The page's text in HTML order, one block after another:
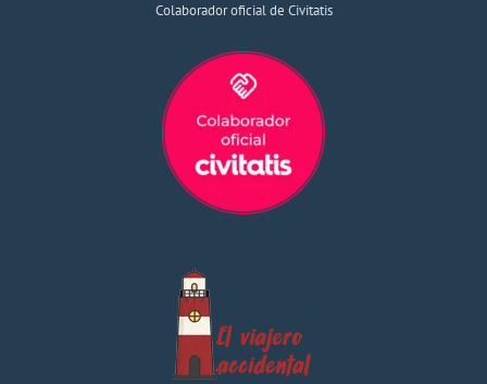
Colaborador oficial de Civitatis